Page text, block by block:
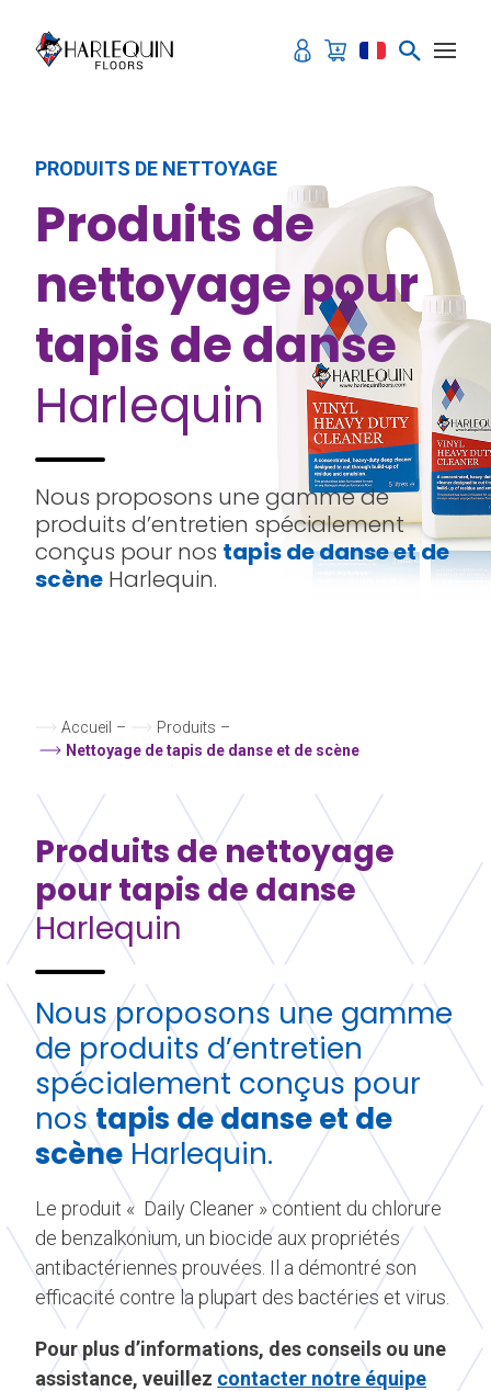
PRODUITS DE NETTOYAGE
Produits de
nettoyage pour
tapis de danse
Harlequin
Nous proposons une gamme de
produits d’entretien spécialement
conçus pour nos tapis de danse et de
scène Harlequin.
Accueil – Produits –
Nettoyage de tapis de danse et de scène
Produits de nettoyage
pour tapis de danse
Harlequin
Nous proposons une gamme
de produits d’entretien
spécialement conçus pour
nostapis de danse et de
scène Harlequin.
Le produit « Daily Cleaner » contient du chlorure
de benzalkonium, un biocide aux propriétés
antibactériennes prouvées. Il a démontré son
efficacité contre la plupart des bactéries et virus.
Pour plus d’informations, des conseils ou une
assistance, veuillez contacter notre équipe